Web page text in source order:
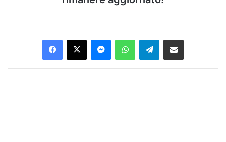
Facebook
X MessengerWhatsAppTelegramCondividi via Email